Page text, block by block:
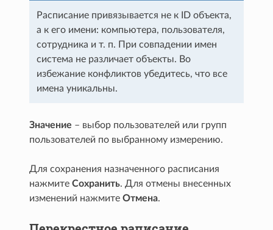
Расписание привязывается не к ID объекта,
а к его имени: компьютера, пользователя,
сотрудника и т. п. При совпадении имен
система не различает объекты. Во
избежание конфликтов убедитесь, что все
имена уникальны.
Значение – выбор пользователей или групп
пользователей по выбранному измерению.
Для сохранения назначенного расписания
нажмитеСохранить. Для отмены внесенных
изменений нажмитеОтмена.